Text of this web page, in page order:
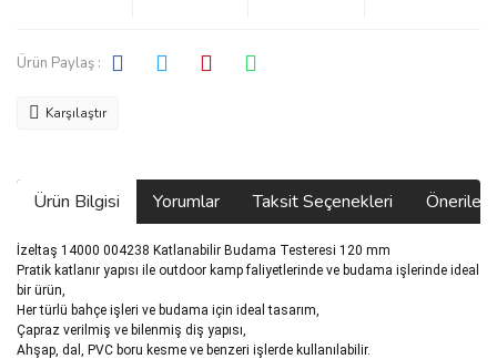
Ürün Paylaş :
Karşılaştır
Ürün Bilgisi Yorumlar Taksit Seçenekleri
İzeltaş 14000 004238 Katlanabilir Budama Testeresi 120 mm
Pratik katlanır yapısı ile outdoor kamp faliyetlerinde ve budama işlerinde ideal
bir ürün,
Her türlü bahçe işleri ve budama için ideal tasarım,
Çapraz verilmiş ve bilenmiş diş yapısı,
Ahşap, dal, PVC boru kesme ve benzeri işlerde kullanılabilir.